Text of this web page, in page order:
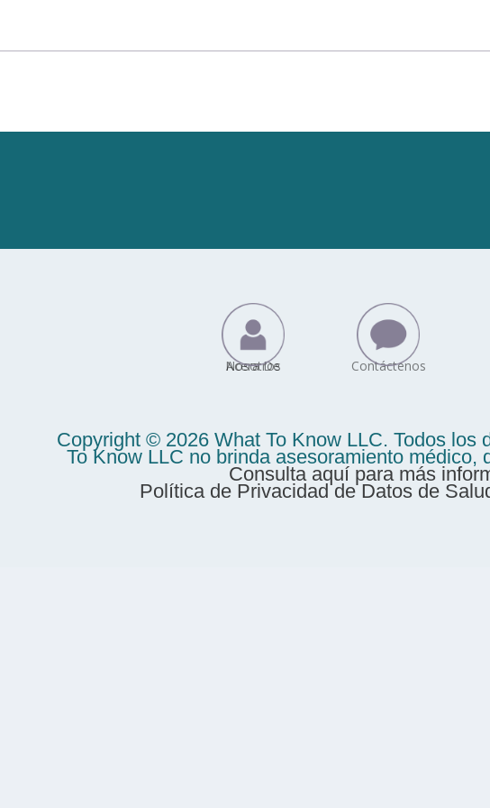
Copyright © 2026 What To Know LLC. Todos los
To Know LLC no brinda asesoramiento médico,
Consulta aquí para más
Política de Privacidad de Datos de